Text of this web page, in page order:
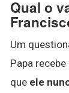
Qual o
Um
Papa
que ele